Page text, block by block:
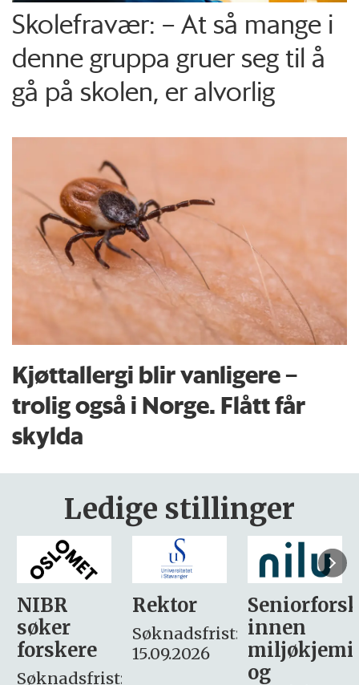
Skolefravær: – At så mange i
denne gruppa gruer seg til å
gå på skolen, er alvorlig
Kjøttallergi blir vanligere –
trolig også i Norge. Flått får
skylda
Ledige stillinger
Rektor
Søknadsfrist:
15.09.2026
Seniorforsker
innen
miljøkjemi
søker
– fast